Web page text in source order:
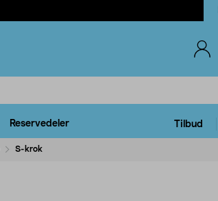
Reservedeler Tilbud
S-krok